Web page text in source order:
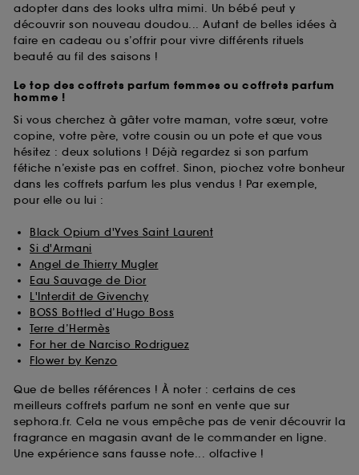
adopter dans des looks ultra mimi. Un bébé peut y
découvrir son nouveau doudou... Autant de belles idées à
faire en cadeau ou s’offrir pour vivre différents rituels
beauté au fil des saisons !
Le top des coffrets parfum femmes ou coffrets parfum
homme !
Si vous cherchez à gâter votre maman, votre sœur, votre
copine, votre père, votre cousin ou un pote et que vous
hésitez : deux solutions ! Déjà regardez si son parfum
fétiche n’existe pas en coffret. Sinon, piochez votre bonheur
dans les coffrets parfum les plus vendus ! Par exemple,
pour elle ou lui :
Black Opium d'Yves Saint Laurent
Si d'Armani
Angel de Thierry Mugler
Eau Sauvage de Dior
L'Interdit de Givenchy
BOSS Bottled d’Hugo Boss
Terre d’Hermès
For her de Narciso Rodriguez
Flower by Kenzo
Que de belles références ! À noter : certains de ces
meilleurs coffrets parfum ne sont en vente que sur
sephora.fr. Cela ne vous empêche pas de venir découvrir la
fragrance en magasin avant de le commander en ligne.
Une expérience sans fausse note... olfactive !